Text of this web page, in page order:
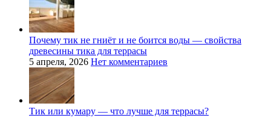
Почему тик не гниёт и не боится воды — свойства
древесины тика для террасы
5 апреля, 2026 Нет комментариев
Тик или кумару — что лучше для террасы?